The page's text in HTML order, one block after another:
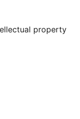
property